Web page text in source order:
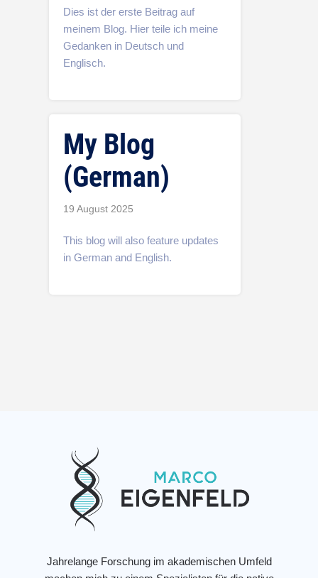
Dies ist der erste Beitrag auf
meinem Blog. Hier teile ich meine
Gedanken in Deutsch und
Englisch.
My Blog
(German)
19 August 2025
This blog will also feature updates
in German and English.
Jahrelange Forschung im akademischen Umfeld